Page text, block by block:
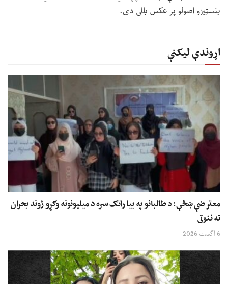
بنسټیزو اصولو پر عکس بللی دی.
اړوندې لیکنې
معترضې ښځې: د طالبانو په بیا راتګ سره د میلیونونه وګړو ژوند بحران
ته ننوتی
6 اگست 2026